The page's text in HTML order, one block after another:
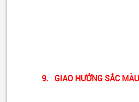
9. GIAO HƯỞNG SẮC MÀU